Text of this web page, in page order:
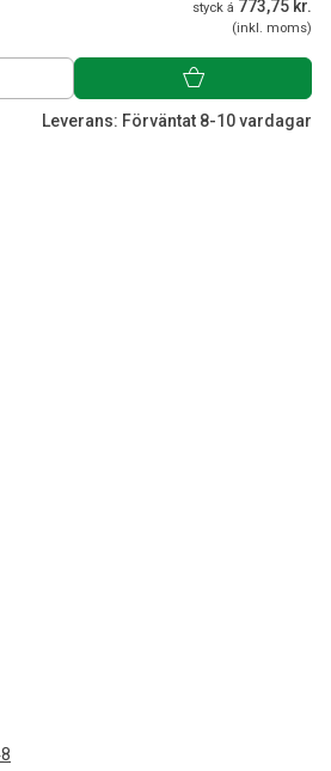
styck á 773,75 kr.
(inkl. moms)
Leverans: Förväntat 8-10 vardagar